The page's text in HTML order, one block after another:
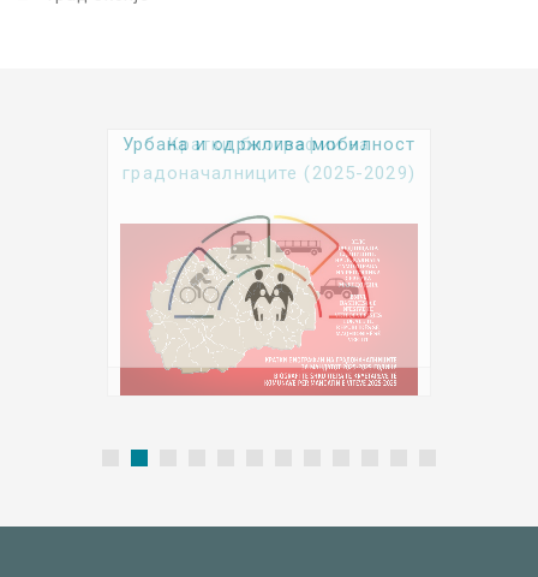
Урбана и одржлива мобилност
Kратки биографии на
градоначалниците (2025-2029)